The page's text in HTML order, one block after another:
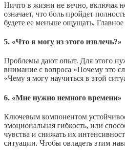
Ничто в жизни не вечно, включая
означает, что боль пройдет
будете ее меньше ощущать.
5. «Что я могу из этого извлечь?»
Проблемы дают опыт. Для этого
внимание с вопроса «Почему это
«Чему я могу научиться в этой
6. «Мне нужно немного времени»
Ключевым компонентом
эмоциональная гибкость, или
чувства и снижать их
ситуации. Чтобы овладеть этим